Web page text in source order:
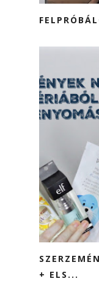
+ ELS...